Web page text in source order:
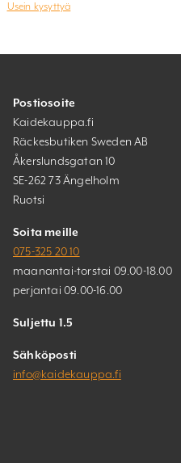
Usein kysyttyä
Postiosoite
Kaidekauppa.fi
Räckesbutiken Sweden AB
Åkerslundsgatan 10
SE-262 73 Ängelholm
Ruotsi
Soita meille
075-325 20 10
maanantai-torstai 09.00-18.00
perjantai 09.00-16.00
Suljettu 1.5
Sähköposti
info@kaidekauppa.fi